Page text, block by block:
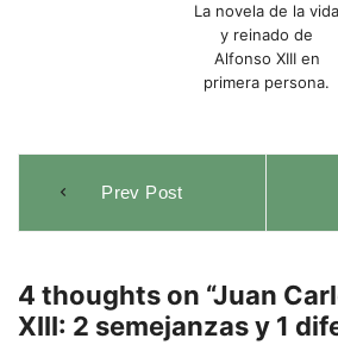
La novela de la vida
y reinado de
Alfonso XIII en
primera persona.
Prev Post
4 thoughts on “Juan
XIII: 2 semejanzas y 1